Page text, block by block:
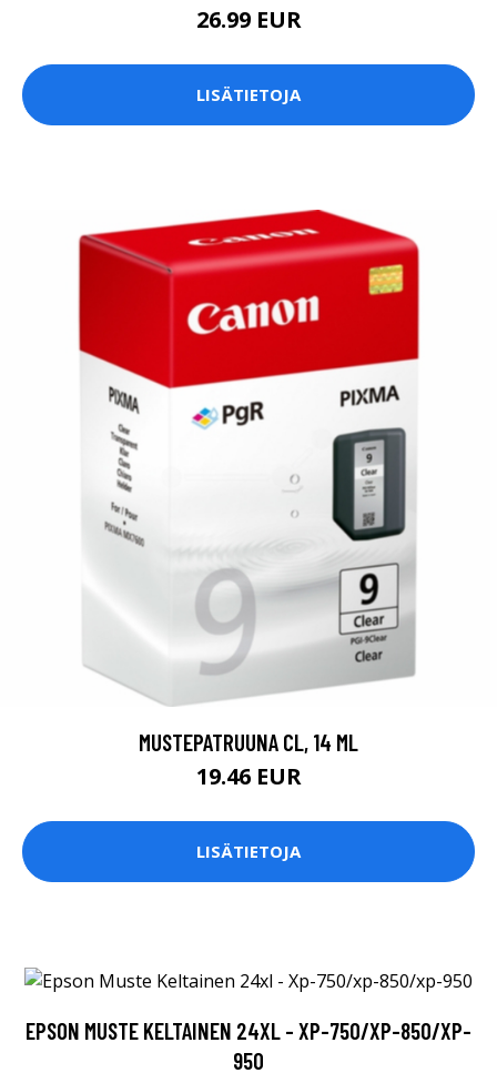
26.99 EUR
LISÄTIETOJA
MUSTEPATRUUNA CL, 14 ML
19.46 EUR
LISÄTIETOJA
EPSON MUSTE KELTAINEN 24XL - XP-750/XP-850/XP-
950